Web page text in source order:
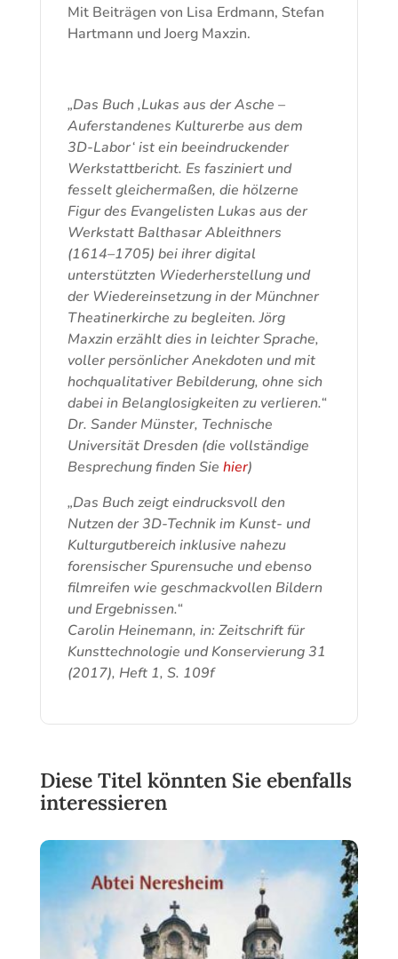
Mit Beiträgen von Lisa Erdmann, Stefan
Hartmann und Joerg Maxzin.
„Das Buch ‚Lukas aus der Asche –
Auferstandenes Kulturerbe aus dem
3D-Labor‘ ist ein beeindruckender
Werkstattbericht. Es fasziniert und
fesselt gleichermaßen, die hölzerne
Figur des Evangelisten Lukas aus der
Werkstatt Balthasar Ableithners
(1614–1705) bei ihrer digital
unterstützten Wiederherstellung und
der Wiedereinsetzung in der Münchner
Theatinerkirche zu begleiten. Jörg
Maxzin erzählt dies in leichter Sprache,
voller persönlicher Anekdoten und mit
hochqualitativer Bebilderung, ohne sich
dabei in Belanglosigkeiten zu verlieren.“
Dr. Sander Münster, Technische
Universität Dresden (die vollständige
Besprechung finden Sie hier)
„Das Buch zeigt eindrucksvoll den
Nutzen der 3D-Technik im Kunst- und
Kulturgutbereich inklusive nahezu
forensischer Spurensuche und ebenso
filmreifen wie geschmackvollen Bildern
und Ergebnissen.“
Carolin Heinemann, in: Zeitschrift für
Kunsttechnologie und Konservierung 31
(2017), Heft 1, S. 109f
Diese Titel könnten Sie ebenfalls
interessieren